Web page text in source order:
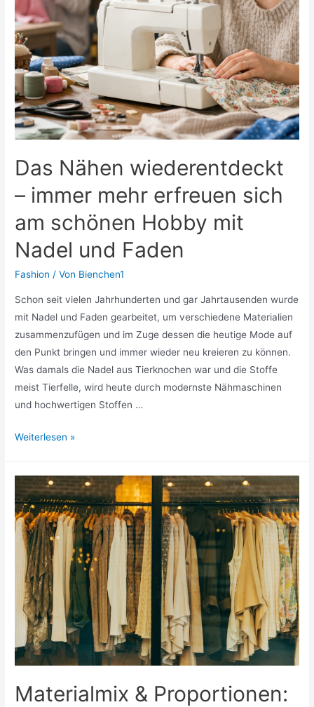
Das Nähen wiederentdeckt
– immer mehr erfreuen sich
am schönen Hobby mit
Nadel und Faden
Fashion / Von Bienchen1
Schon seit vielen Jahrhunderten und gar Jahrtausenden wurde
mit Nadel und Faden gearbeitet, um verschiedene Materialien
zusammenzufügen und im Zuge dessen die heutige Mode auf
den Punkt bringen und immer wieder neu kreieren zu können.
Was damals die Nadel aus Tierknochen war und die Stoffe
meist Tierfelle, wird heute durch modernste Nähmaschinen
und hochwertigen Stoffen …
Das
immer
mehr
erfreuen
sich
am
schönen
Hobby
mit
Nadel
und
Weiterlesen »
Materialmix & Proportionen: